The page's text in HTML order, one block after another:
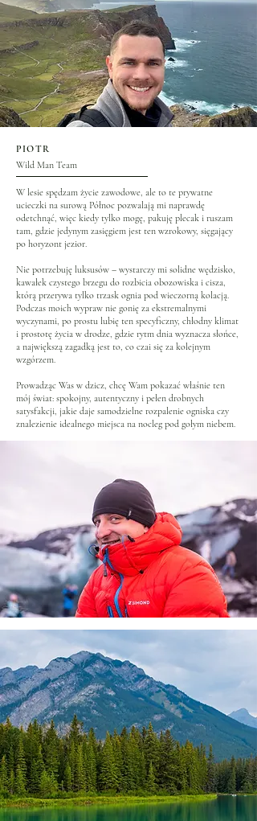
PIOTR
Wild Man Team
W lesie spędzam życie zawodowe, ale to te prywatne
ucieczki na surową Północ pozwalają mi naprawdę
odetchnąć, więc kiedy tylko mogę, pakuję plecak i ruszam
tam, gdzie jedynym zasięgiem jest ten wzrokowy, sięgający
po horyzont jezior.
Nie potrzebuję luksusów – wystarczy mi solidne wędzisko,
kawałek czystego brzegu do rozbicia obozowiska i cisza,
którą przerywa tylko trzask ognia pod wieczorną kolacją.
Podczas moich wypraw nie gonię za ekstremalnymi
wyczynami, po prostu lubię ten specyficzny, chłodny klimat
i prostotę życia w drodze, gdzie rytm dnia wyznacza słońce,
a największą zagadką jest to, co czai się za kolejnym
wzgórzem.
Prowadząc Was w dzicz, chcę Wam pokazać właśnie ten
mój świat: spokojny, autentyczny i pełen drobnych
satysfakcji, jakie daje samodzielne rozpalenie ogniska czy
znalezienie idealnego miejsca na nocleg pod gołym niebem.